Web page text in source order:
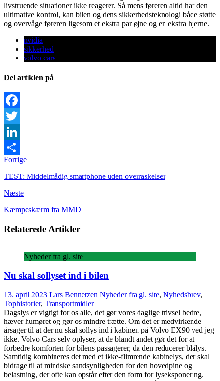
livstruende situationer ikke reagerer. Så mens føreren altid har den
ultimative kontrol, kan bilen og dens sikkerhedsteknologi både støtte
og overvåge føreren ligesom et ekstra par øjne og en ekstra hjerne.
nvidia
sikkerhed
volvo cars
Del artiklen på
Facebook
Twitter
LinkedIn
Share
Forrige
TEST: Middelmådig smartphone uden overraskelser
Næste
Kæmpeskærm fra MMD
Relaterede Artikler
Nyheder fra gl. site
Nu skal sollyset ind i bilen
13. april 2023 Lars Bennetzen Nyheder fra gl. site, Nyhedsbrev,
Tophistorier, Transportmidler
Dagslys er vigtigt for os alle, det gør vores daglige trivsel bedre,
hæver humøret og gør os mindre trætte. Om det er medvirkende
årsager til at der nu skal sollys ind i kabinen på Volvo EX90 ved jeg
ikke. Volvo Cars selv oplyser, at de blandt andet gør det for at
forbedre komforten for bilens passagerer, da den reducerer blålys.
Samtidig kombineres det med et ikke-flimrende kabinelys, der skal
bidrage til at mindske sandsynligheden for den hovedpine og
belastning, der ofte kan opstår efter den form for lyseksponering.